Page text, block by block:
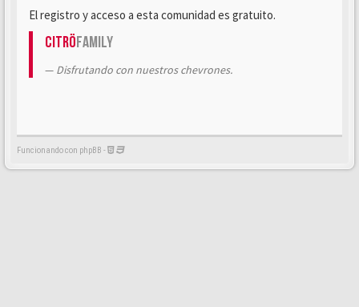
El registro y acceso a esta comunidad es gratuito.
CitröFamily
Disfrutando con nuestros chevrones.
Funcionando con phpBB -